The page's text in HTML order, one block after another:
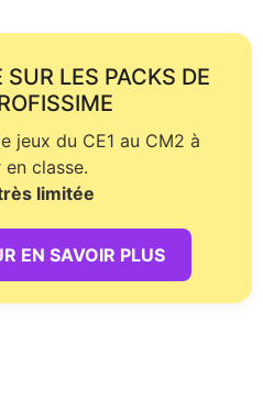
LES PACKS DE
jeux du CE1 au CM2 à
en classe.
limitée
EN SAVOIR PLUS